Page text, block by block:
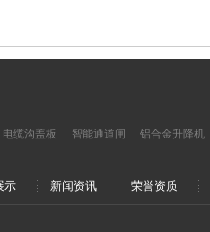
电缆沟盖板 智能通道闸 铝合金升降机
示 新闻资讯 荣誉资质